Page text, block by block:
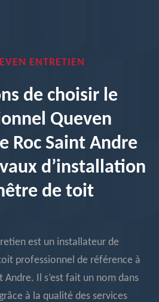
ENTRETIEN
de choisir le
Queven
Roc Saint Andre
d’installation
de toit
est un installateur de
professionnel de référence à
Andre. Il s’est fait un nom dans
à la qualité des services